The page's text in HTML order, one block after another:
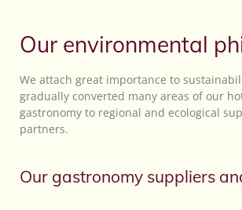
Our environmental
We attach great importance to
gradually converted many areas of our
gastronomy to regional and ecological
partners.
Our gastronomy suppliers